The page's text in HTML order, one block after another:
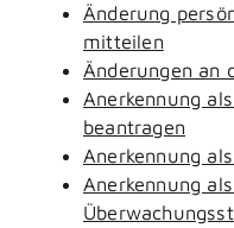
Änderung
mitteilen
Änderungen an
Anerkennung
beantragen
Anerkennung
Anerkennung